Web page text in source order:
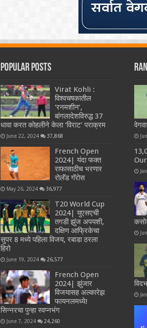
Popular Posts
Virat Kohli :
विश्वचषकातील
‘रनमशीन’,
बांगलादेशविरुद्ध 37
धावा करत कोहलीने केला ‘विराट’ पराक्रम
June 22, 2024 37,868
French Open
2024| यंदा फक्त
राफासाठीच भरणार
रोलॅंड गॅरोस
May 26, 2024 36,977
T20 World Cup
2024| युएसएची
तगडी झुंज अपयशी,
दक्षिण आफ्रिकेचा
सुपर 8 मध्ये पहिला विजय, रबाडा ठरला
हिरो
June 19, 2024 26,577
French Open
2024| झुंजार
विजयासह अल्कारेझ
फायनलमध्ये!
सिन्नरचा पुन्हा स्वप्नभंग
June 7, 2024 24,260